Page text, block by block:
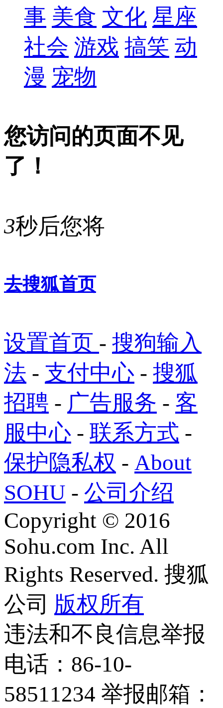
事 美食 文化 星座
社会 游戏 搞笑 动
漫 宠物
您访问的页面不见
了！
3秒后您将
去搜狐首页
设置首页 - 搜狗输入
法 - 支付中心 - 搜狐
招聘 - 广告服务 - 客
服中心 - 联系方式 -
保护隐私权 - About
SOHU - 公司介绍
Copyright © 2016
Sohu.com Inc. All
Rights Reserved. 搜狐
公司 版权所有
违法和不良信息举报
电话：86-10-
58511234 举报邮箱：